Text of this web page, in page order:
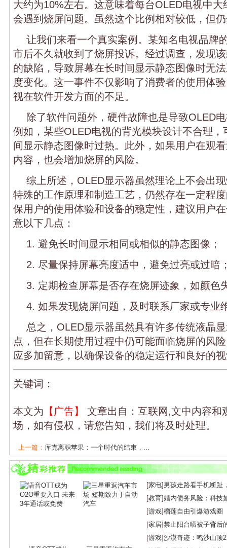
大约为10%左右。这意味着每台OLED电视中
会遇到烧屏问题。虽然这个比例相对较低，但
让我们来看一个真实案例。某知名电视品牌
市后不久就收到了烧屏投诉。经过调查，发现
的缺陷，导致屏幕在长时间显示静态图像时无
度变化。这一事件不仅影响了消费者的使用体
视在软件开发方面的不足。
除了软件问题外，硬件故障也是导致OLED
例如，某些OLED电视的背光模块设计不合理
间显示静态图像时过热。此外，如果用户在观
内容，也会增加烧屏的风险。
综上所述，OLED显示器虽然理论上不会出
特殊的工作原理和制造工艺，仍然存在一定程
保用户的使用体验和设备的稳定性，建议用户
意以下几点：
1. 避免长时间显示相同或相似的静态图像；
2. 尽量保持屏幕亮度适中，避免过亮或过暗
3. 定期检查屏幕是否存在烧屏迹象，如颜色
4. 如果发现烧屏问题，及时联系厂家或专业
总之，OLED显示器虽然具有许多传统液晶
点，但在长期使用过程中仍可能面临烧屏的风
应多加留意，以确保设备的稳定运行和良好的
关键词：
本文为 【广告】
文章出自：互联网,文中内容和
场，如有侵权，请您告知，我们将及时处理。
上一篇： 库克离职苹果：一个时代的结束，...
下一篇：没有了！
[家电] 男孩走路看手机断趾
[教育]婚内债务风险：科技
[游戏]榴莲自由引爆游戏圈
[家居]禁止阳台晒被子背后
[游戏]沙漠奇迹：鸣沙山顶